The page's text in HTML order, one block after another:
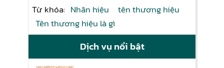
Từ khóa: Nhãn hiệu
tên thương hiệu
Tên thương hiệu là gì
Dịch vụ nổi bật